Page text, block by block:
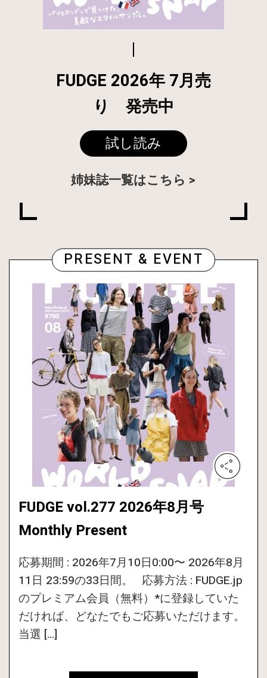
FUDGE 2026年 7月売
り 発売中
試し読み
姉妹誌一覧はこちら
PRESENT & EVENT
FUDGE vol.277 2026年8月号
Monthly Present
応募期間 : 2026年7月10日0:00〜 2026年8月
11日 23:59の33日間。 応募方法 : FUDGE.jp
のプレミアム会員（無料）*に登録していた
だければ、どなたでもご応募いただけます。
当選 […]